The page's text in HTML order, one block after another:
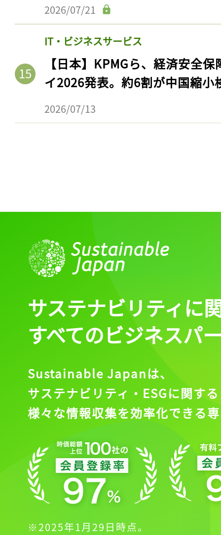
2026/07/21
IT・ビジネスサービス
【日本】KPMGら、経済安全
イ2026発表。約6割が中国縮小
2026/07/13
記事をお気に入りに
ログインが必
サステナビリティに
すべてのビジネスパ
Sustainable Japanは、
サステナビリティ・ESGに関する
様々な情報収集を効率化できる
※2025年1月29日時点。